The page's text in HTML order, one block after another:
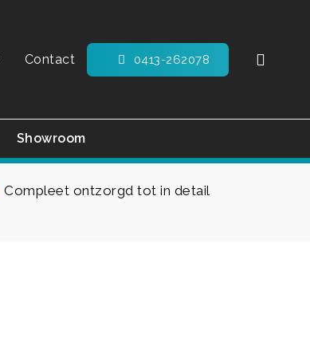
Contact 0413-262078
Showroom
Compleet ontzorgd tot in detail